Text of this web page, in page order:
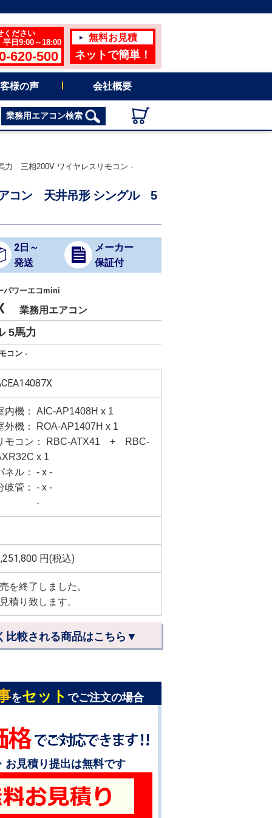
ください
日9:00～18:00
620-500
無料お見積
ネットで簡単！
様の声 会社概要
業務用エアコン検索
三相200V ワイヤレスリモコン -
コン 天井吊形 シングル 5
2日～
発送
メーカー
保証付
パワーエコmini
業務用エアコン
5馬力
コン -
内機： AIC-AP1408H x 1
外機： ROA-AP1407H x 1
モコン： RBC-ATX41 + RBC-
x 1
ネル： - x -
岐管： - x -
円(税込)
を終了しました。
積り致します。
比較される商品はこちら▼
をセット でご注文の場合
お見積り提出は無料です